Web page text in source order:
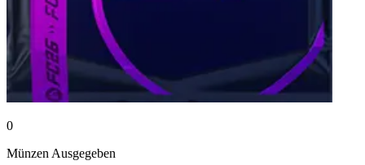
0
Münzen Ausgegeben